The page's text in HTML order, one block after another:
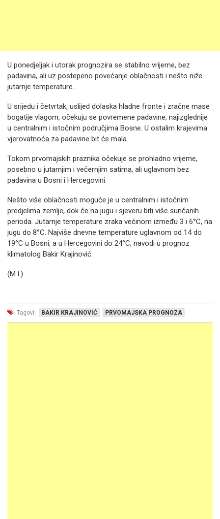
U ponedjeljak i utorak prognozira se stabilno vrijeme, bez
padavina, ali uz postepeno povećanje oblačnosti i nešto niže
jutarnje temperature.
U srijedu i četvrtak, uslijed dolaska hladne fronte i zračne mase
bogatije vlagom, očekuju se povremene padavine, najizglednije
u centralnim i istočnim područjima Bosne. U ostalim krajevima
vjerovatnoća za padavine bit će mala.
Tokom prvomajskih praznika očekuje se prohladno vrijeme,
posebno u jutarnjim i večernjim satima, ali uglavnom bez
padavina u Bosni i Hercegovini.
Nešto više oblačnosti moguće je u centralnim i istočnim
predjelima zemlje, dok će na jugu i sjeveru biti više sunčanih
perioda. Jutarnje temperature zraka većinom između 3 i 6°C, na
jugu do 8°C. Najviše dnevne temperature uglavnom od 14 do
19°C u Bosni, a u Hercegovini do 24°C, navodi u prognoz
klimatolog Bakir Krajinović.
(M.I.)
Tagovi: BAKIR KRAJINOVIĆ PRVOMAJSKA PROGNOZA